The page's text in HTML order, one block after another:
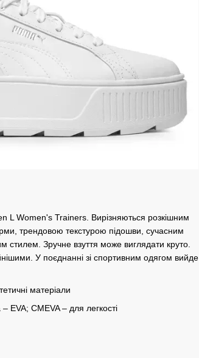
L Women's Trainers. Вирізняються розкішним
трендовою текстурою підошви, сучасним
стилем. Зручне взуття може виглядати круто.
У поєднанні зі спортивним одягом вийде
матеріали
EVA; CMEVA – для легкості